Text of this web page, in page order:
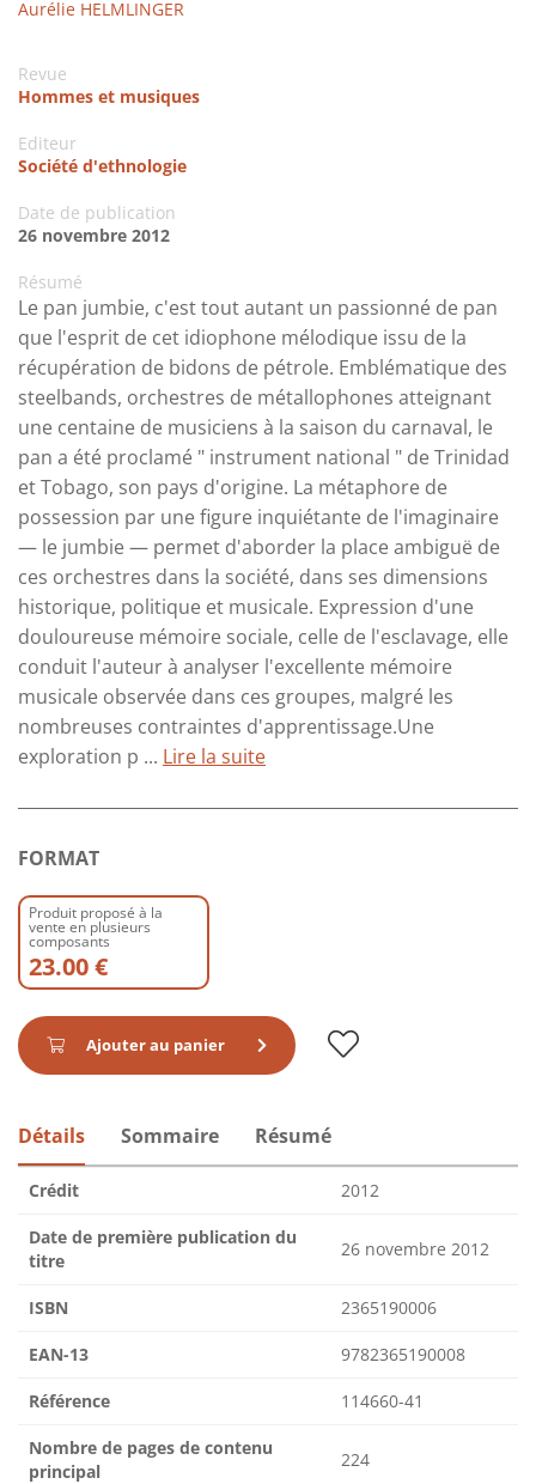
Aurélie HELMLINGER
Revue
Hommes et musiques
Editeur
Société d'ethnologie
Date de publication
26 novembre 2012
Résumé
Le pan jumbie, c'est tout autant un passionné de pan
que l'esprit de cet idiophone mélodique issu de la
récupération de bidons de pétrole. Emblématique des
steelbands, orchestres de métallophones atteignant
une centaine de musiciens à la saison du carnaval, le
pan a été proclamé " instrument national " de Trinidad
et Tobago, son pays d'origine. La métaphore de
possession par une figure inquiétante de l'imaginaire
— le jumbie — permet d'aborder la place ambiguë de
ces orchestres dans la société, dans ses dimensions
historique, politique et musicale. Expression d'une
douloureuse mémoire sociale, celle de l'esclavage, elle
conduit l'auteur à analyser l'excellente mémoire
musicale observée dans ces groupes, malgré les
nombreuses contraintes d'apprentissage.Une
exploration p ... Lire la suite
FORMAT
Produit proposé à la
vente en plusieurs
composants
23.00 €
Ajouter au panier
Détails Sommaire Résumé
Crédit 2012
Date de première publication du
titre
26 novembre 2012
ISBN 2365190006
EAN-13 9782365190008
Référence 114660-41
Nombre de pages de contenu
principal
224